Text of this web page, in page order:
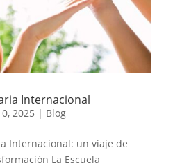
Internacional
2025 | Blog
Internacional: un viaje de
La Escuela